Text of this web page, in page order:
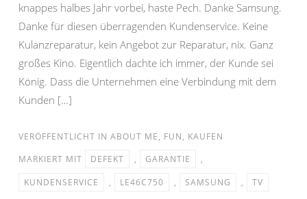
knappes halbes Jahr vorbei, haste Pech. Danke Samsung.
Danke für diesen überragenden Kundenservice. Keine
Kulanzreparatur, kein Angebot zur Reparatur, nix. Ganz
großes Kino. Eigentlich dachte ich immer, der Kunde sei
König. Dass die Unternehmen eine Verbindung mit dem
Kunden […]
VERÖFFENTLICHT IN ABOUT ME, FUN, KAUFEN
MARKIERT MIT
DEFEKT , GARANTIE
,
KUNDENSERVICE
, LE46C750 , SAMSUNG , TV